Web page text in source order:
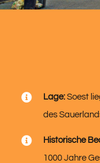
Lage:Soest
des
Historische
1000 Jahre